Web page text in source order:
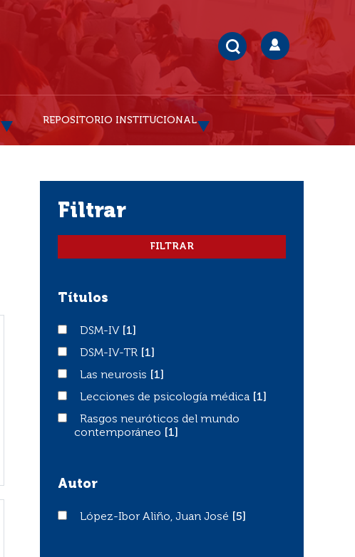
REPOSITORIO INSTITUCIONAL
filtrar
Títulos
DSM-IVDSM-IV
[1]
DSM-IV-TR
DSM-IV-TR
[1]
Las neurosis
Las neurosis
[1]
Lecciones de psicología médica
Lecciones de psicología médica
[1]
Rasgos neuróticos del mundo contemporáneo
Rasgos neuróticos del mundo
contemporáneo
[1]
Autor
López-Ibor Aliño, Juan José
López-Ibor Aliño, Juan José [5]